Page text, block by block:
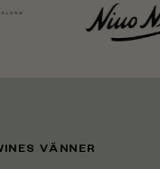
VÄNNER